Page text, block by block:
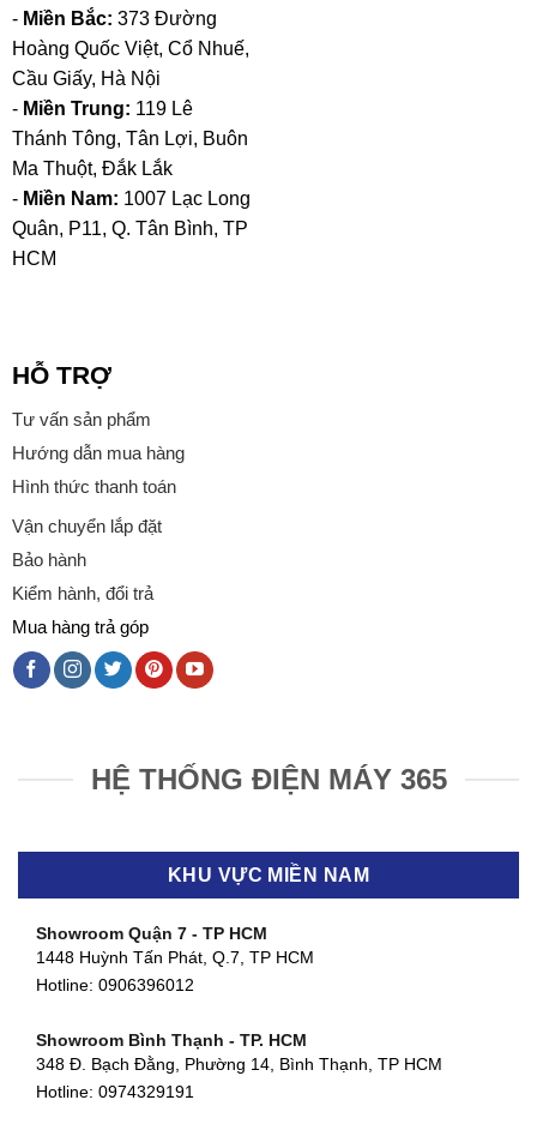
- Miền Bắc: 373 Đường
Hoàng Quốc Việt, Cổ Nhuế,
Cầu Giấy, Hà Nội
- Miền Trung: 119 Lê
Thánh Tông, Tân Lợi, Buôn
Ma Thuột, Đắk Lắk
- Miền Nam: 1007 Lạc Long
Quân, P11, Q. Tân Bình, TP
HCM
HỖ TRỢ
Tư vấn sản phẩm
Hướng dẫn mua hàng
Hình thức thanh toán
Vận chuyển lắp đặt
Bảo hành
Kiểm hành, đổi trả
Mua hàng trả góp
HỆ THỐNG ĐIỆN MÁY 365
KHU VỰC MIỀN NAM
Showroom Quận 7 - TP HCM
1448 Huỳnh Tấn Phát, Q.7, TP HCM
Hotline: 0906396012
Showroom Bình Thạnh - TP. HCM
348 Đ. Bạch Đằng, Phường 14, Bình Thạnh, TP HCM
Hotline: 0974329191